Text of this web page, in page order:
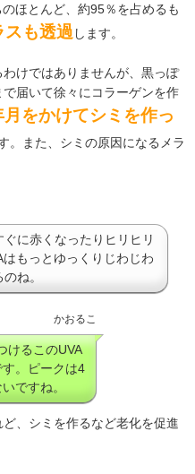
ほとんど、約95％を占めるも
スも透過 します。
けではありませんが、黒っぽ
届いて徐々にコラーゲンを作
をかけてシミを作っ
。また、シミの原因になるメラ
ぐに赤くなったりヒリヒリ
もっとゆっくりじわじわ
ね。
かおるこ
けるこのUVA
。ピークは4
ですね。
、シミを作るなど老化を促進